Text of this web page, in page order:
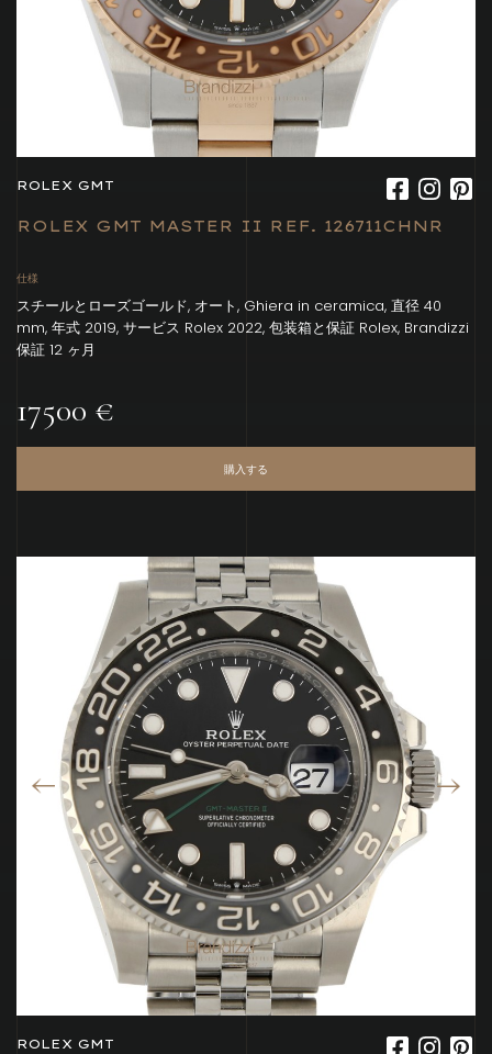
ROLEX GMT
ROLEX GMT MASTER II REF. 126711CHNR
仕様
スチールとローズゴールド, オート, Ghiera in ceramica, 直径 40
mm, 年式 2019, サービス Rolex 2022, 包装箱と保証 Rolex, Brandizzi
保証 12 ヶ月
17500 €
購入する
ROLEX GMT